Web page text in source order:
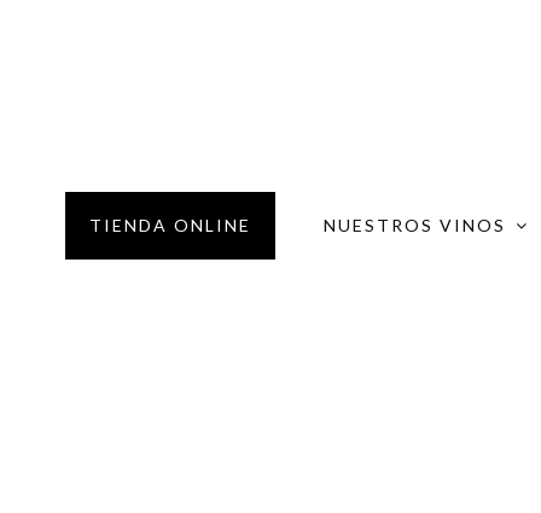
TIENDA ONLINE NUESTROS VINOS